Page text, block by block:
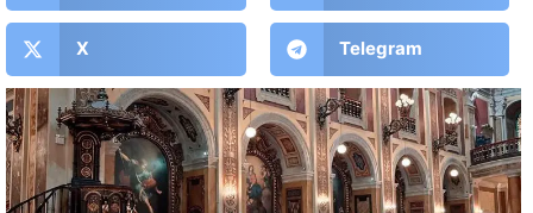
X Telegram